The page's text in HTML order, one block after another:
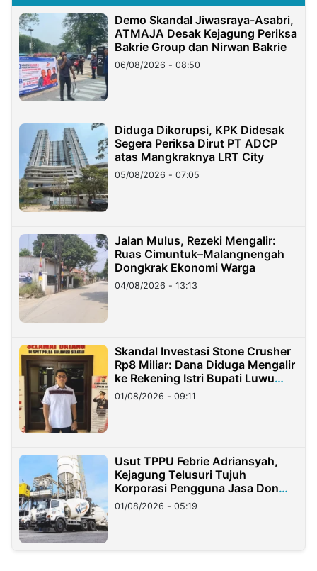
Demo Skandal Jiwasraya-Asabri,
ATMAJA Desak Kejagung Periksa
Bakrie Group dan Nirwan Bakrie
06/08/2026 - 08:50
Diduga Dikorupsi, KPK Didesak
Segera Periksa Dirut PT ADCP
atas Mangkraknya LRT City
05/08/2026 - 07:05
Jalan Mulus, Rezeki Mengalir:
Ruas Cimuntuk–Malangnengah
Dongkrak Ekonomi Warga
04/08/2026 - 13:13
Skandal Investasi Stone Crusher
Rp8 Miliar: Dana Diduga Mengalir
ke Rekening Istri Bupati Luwu
Timur
01/08/2026 - 09:11
Usut TPPU Febrie Adriansyah,
Kejagung Telusuri Tujuh
Korporasi Pengguna Jasa Don
Ritto
01/08/2026 - 05:19